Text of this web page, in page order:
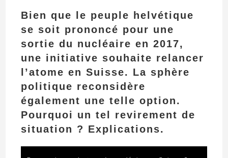
Bien que le peuple helvétique
se soit prononcé pour une
sortie du nucléaire en 2017,
une initiative souhaite relancer
l’atome en Suisse. La sphère
politique reconsidère
également une telle option.
Pourquoi un tel revirement de
situation ? Explications.